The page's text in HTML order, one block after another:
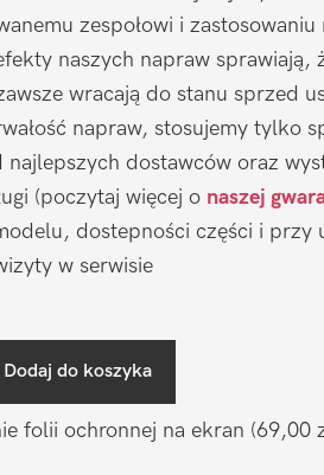
zespołowi i zastosowaniu
naszych napraw sprawiają,
wracają do stanu sprzed
napraw, stosujemy tylko
dostawców oraz
(poczytaj więcej o naszej
dostepności części i przy
w serwisie
Dodaj do koszyka
folii ochronnej na ekran (69,00